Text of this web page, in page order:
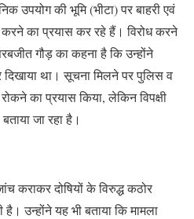
उपयोग की भूमि (भीटा) पर बाहरी एवं
का प्रयास कर रहे हैं। विरोध करने
गौड़ का कहना है कि उन्होंने
था। सूचना मिलने पर पुलिस व
का प्रयास किया, लेकिन विपक्षी
जा रहा है।
कराकर दोषियों के विरुद्ध कठोर
उन्होंने यह भी बताया कि मामला